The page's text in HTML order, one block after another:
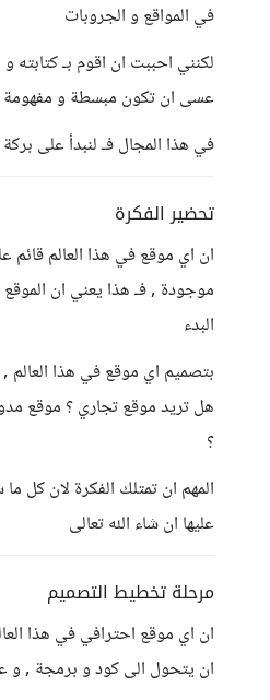
في المواقع و الجروبات
لكنني احببت ان اقوم بـ كتابته
عسى ان تكون مبسطة و مفهومة
في هذا المجال فـ لنبدأ على
تحضير الفكرة
ان اي موقع في هذا العالم قائم
موجودة , فـ هذا يعني ان
البدء
بتصميم اي موقع في هذا
هل تريد موقع تجاري ؟ موقع
؟
المهم ان تمتلك الفكرة لان
عليها ان شاء الله تعالى
مرحلة تخطيط التصميم
ان اي موقع احترافي في هذا
ان يتحول الى كود و برمجة , و